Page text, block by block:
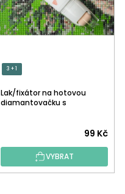
3 + 1
Lak/fixátor na hotovou
diamantovačku s
hodnocení
produktu
je
99 Kč
VYBRAT